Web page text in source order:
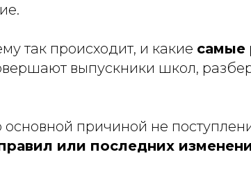
так происходит, и какие самые
выпускники школ,
причиной не
или последних